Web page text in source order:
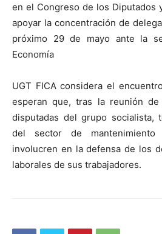
en el Congreso de los Diputados
apoyar la concentración de
próximo 29 de mayo ante la
Economía
UGT FICA considera el
esperan que, tras la reunión
disputadas del grupo socialista,
del sector de
involucren en la defensa de los
laborales de sus trabajadores.